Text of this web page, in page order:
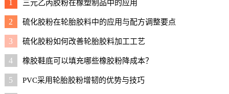
1 三元乙丙胶粉在橡塑制品中的应用
2 硫化胶粉在轮胎胶料中的应用与配方调整要点
3 硫化胶粉如何改善轮胎胶料加工工艺
4 橡胶鞋底可以填充哪些橡胶粉降成本？
5 PVC采用轮胎胶粉增韧的优势与技巧